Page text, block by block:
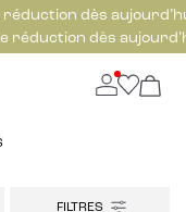
réduction dès
réduction dès